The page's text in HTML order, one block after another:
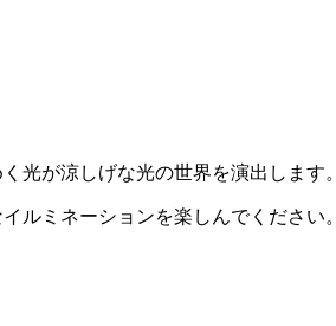
光が涼しげな光の世界を演出します。
ルミネーションを楽しんでください。